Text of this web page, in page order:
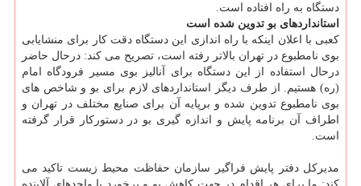
دستگاه به راه افتاده است.
استانداردهای بو تدوین شده است
کعبی با اعلان اینکه با راه اندازی این دستگاه دقت کار برای منشایابی
بوی نامطبوع در تهران بالاتر رفته است، تصریح می کند: درحال حاضر
درحال استفاده از این دستگاه برای آنالیز بوی مسیر فرودگاه امام
(ره) هستیم. از طرف دیگر استانداردهای لازم برای بو و شاخص های
بوی نامطبوع تدوین شده و برپایه آن برای صنایع مختلف در تهران و
اطراف آن برنامه پایش و اندازه گیری بو در دستورکار قرار گرفته
است.
مدیرکل دفتر پایش فراگیر سازمان حفاظت محیط زیست تاکید می
کند: ما برای هر اقدام در جهت کاهش بو و برخورد با واحدهای آلاینده